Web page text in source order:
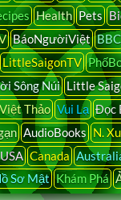
Health Pets
BáoNgườiViệt BBC
LittleSaigonTV
Sông Núi Little
Thảo Vui Lạ Đọc
AudioBooks N.
Canada
Sơ Mật Khám Phá